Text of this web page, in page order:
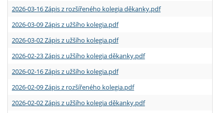
2026-03-16 Zápis z rozšířeného kolegia děkanky.pdf
2026-03-09 Zápis z užšího kolegia.pdf
2026-03-02 Zápis z užšího kolegia.pdf
2026-02-23 Zápis z užšího kolegia děkanky.pdf
2026-02-16 Zápis z užšího kolegia.pdf
2026-02-09 Zápis z rozšířeného kolegia.pdf
2026-02-02 Zápis z užšího kolegia děkanky.pdf